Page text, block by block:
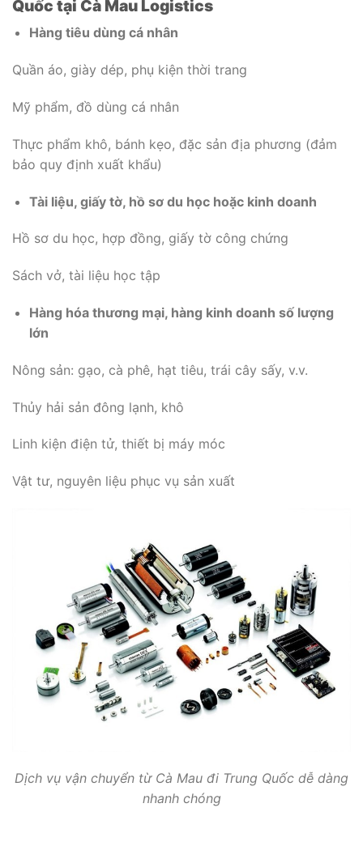
Quốc tại Cà Mau Logistics
Hàng tiêu dùng cá nhân
Quần áo, giày dép, phụ kiện thời trang
Mỹ phẩm, đồ dùng cá nhân
Thực phẩm khô, bánh kẹo, đặc sản địa phương (đảm
bảo quy định xuất khẩu)
Tài liệu, giấy tờ, hồ sơ du học hoặc kinh doanh
Hồ sơ du học, hợp đồng, giấy tờ công chứng
Sách vở, tài liệu học tập
Hàng hóa thương mại, hàng kinh doanh số lượng
lớn
Nông sản: gạo, cà phê, hạt tiêu, trái cây sấy, v.v.
Thủy hải sản đông lạnh, khô
Linh kiện điện tử, thiết bị máy móc
Vật tư, nguyên liệu phục vụ sản xuất
Dịch vụ vận chuyển từ Cà Mau đi Trung Quốc dễ dàng
nhanh chóng